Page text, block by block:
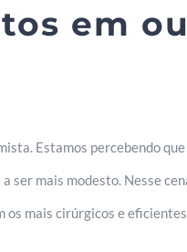
em
Estamos percebendo
ser mais modesto. Nesse
os mais cirúrgicos e